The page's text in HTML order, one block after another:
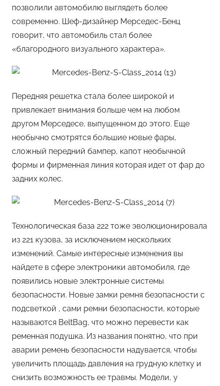
позволили автомобилю выглядеть более
современно. Шеф-дизайнер Мерседес-Бенц
говорит, что автомобиль стал более
«благородного визуального характера».
Передняя решетка стала более широкой и
привлекает внимания больше чем на любом
другом Мерседесе, выпущенном до этого. Еще
необычно смотрятся большие новые фары,
сложный передний бампер, капот необычной
формы и фирменная линия которая идет от фар до
задних колес.
Технологическая база 222 тоже эволюционировала
из 221 кузова, за исключением нескольких
изменений. Самые интересные изменения вы
найдете в сфере электроники автомобиля, где
появились новые электронные системы
безопасности. Новые замки ремня безопасности с
подсветкой , сами ремни безопасности, которые
называются BeltBag, что можно перевести как
ременная подушка. Из названия понятно, что при
аварии ремень безопасности надувается, чтобы
увеличить площадь давления на грудную клетку и
снизить возможность ее травмы. Модели, у